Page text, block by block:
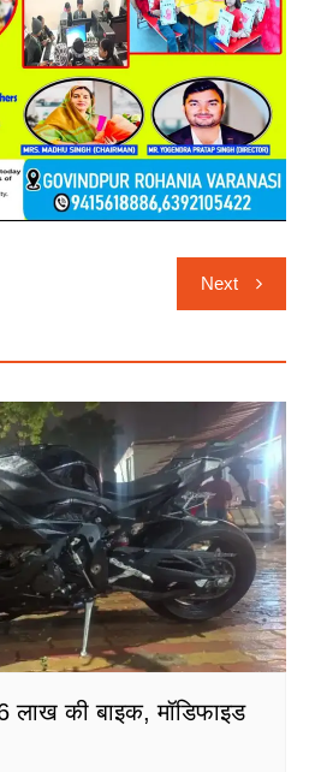
Next
की बाइक, मॉडिफाइड